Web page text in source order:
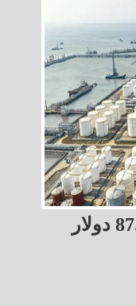
ارتفاع أسعار البترول إلى 87.65 دولار